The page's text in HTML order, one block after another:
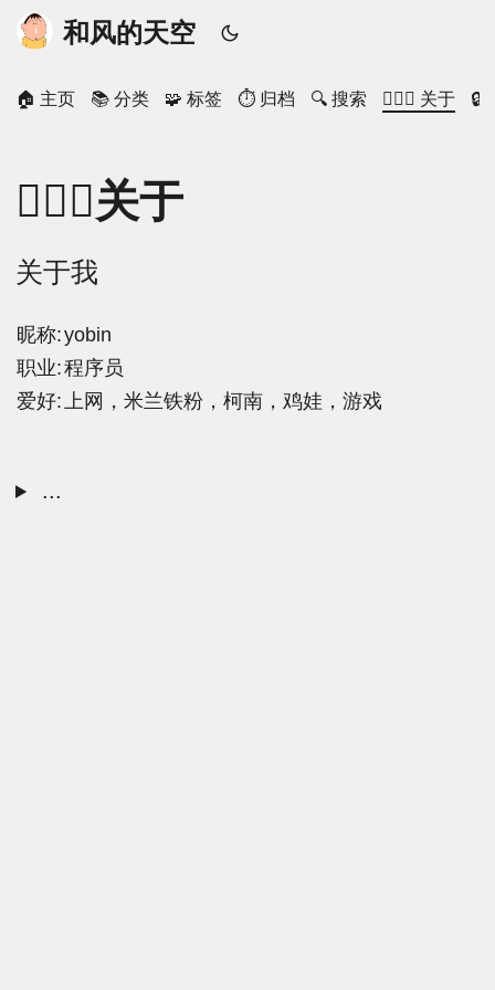
和风的天空
🏠 主页 📚 分类 🧩 标签 ⏱ 归档 🔍 搜索 🙋🏻‍♂️ 关于 🔒
🙋🏻‍♂️关于
关于我
昵称:yobin
职业:程序员
爱好:上网，米兰铁粉，柯南，鸡娃，游戏
...